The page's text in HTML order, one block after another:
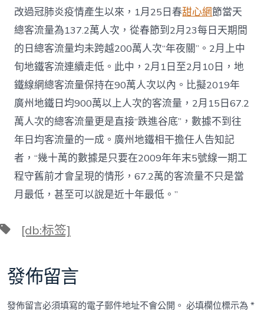
改過冠肺炎疫情產生以來，1月25日春甜心網節當天
總客流量為137.2萬人次，從春節到2月23每日天期間
的日總客流量均未跨越200萬人次“年夜關”。2月上中
旬地鐵客流連續走低。此中，2月1日至2月10日，地
鐵線網總客流量保持在90萬人次以內。比擬2019年
廣州地鐵日均900萬以上人次的客流量，2月15日67.2
萬人次的總客流量更是直接“跌進谷底”，數據不到往
年日均客流量的一成。廣州地鐵相干擔任人告知記
者，“幾十萬的數據是只要在2009年年末5號線一期工
程守舊前才會呈現的情形，67.2萬的客流量不只是當
月最低，甚至可以說是近十年最低。”
標 [db:标签]
發佈留言
發佈留言必須填寫的電子郵件地址不會公開。 必填欄位標示為*